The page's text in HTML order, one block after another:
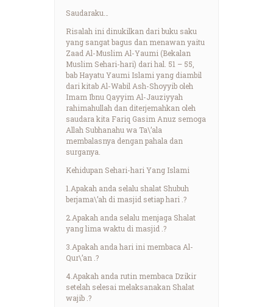
Saudaraku…
Risalah ini dinukilkan dari buku saku
yang sangat bagus dan menawan yaitu
Zaad Al-Muslim Al-Yaumi (Bekalan
Muslim Sehari-hari) dari hal. 51 – 55,
bab Hayatu Yaumi Islami yang diambil
dari kitab Al-Wabil Ash-Shoyyib oleh
Imam Ibnu Qayyim Al-Jauziyyah
rahimahullah dan diterjemahkan oleh
saudara kita Fariq Gasim Anuz semoga
Allah Subhanahu wa Ta\’ala
membalasnya dengan pahala dan
surganya.
Kehidupan Sehari-hari Yang Islami
1.Apakah anda selalu shalat Shubuh
berjama\’ah di masjid setiap hari .?
2.Apakah anda selalu menjaga Shalat
yang lima waktu di masjid .?
3.Apakah anda hari ini membaca Al-
Qur\’an .?
4.Apakah anda rutin membaca Dzikir
setelah selesai melaksanakan Shalat
wajib .?